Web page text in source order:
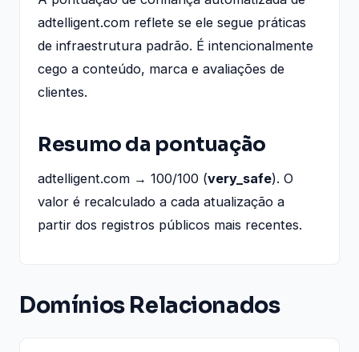
adtelligent.com reflete se ele segue práticas
de infraestrutura padrão. É intencionalmente
cego a conteúdo, marca e avaliações de
clientes.
Resumo da pontuação
adtelligent.com → 100/100 (very_safe). O
valor é recalculado a cada atualização a
partir dos registros públicos mais recentes.
Domínios Relacionados